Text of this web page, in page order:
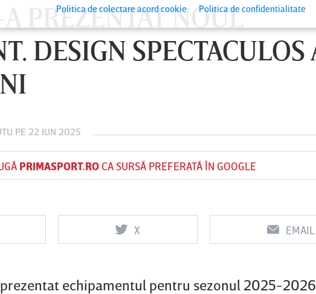
PREZENTAT NOUL
DESIGN SPECTACULOS
PE 22 IUN 2025
PRIMASPORT.ROCA SURSĂ PREFERATĂ ÎN GOOGLE
X EMAIL
echipamentul pentru sezonul 2025-
UTA Arad
Vs
Rapid
Farul
Vs
Csikszereda
Politica de colectare acord cookie Politica de confidentialitate